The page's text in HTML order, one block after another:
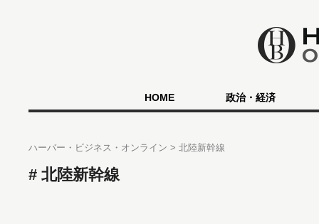
HOME 政治・経済
ハーバー・ビジネス・オンライン 北陸新幹線
北陸新幹線